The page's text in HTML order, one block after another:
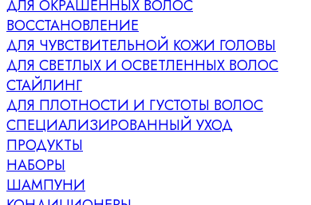
ДЛЯ ОКРАШЕННЫХ ВОЛОС
ВОССТАНОВЛЕНИЕ
ДЛЯ ЧУВСТВИТЕЛЬНОЙ КОЖИ ГОЛОВЫ
ДЛЯ СВЕТЛЫХ И ОСВЕТЛЕННЫХ ВОЛОС
СТАЙЛИНГ
ДЛЯ ПЛОТНОСТИ И ГУСТОТЫ ВОЛОС
СПЕЦИАЛИЗИРОВАННЫЙ УХОД
ПРОДУКТЫ
НАБОРЫ
ШАМПУНИ